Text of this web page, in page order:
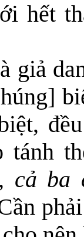
hết
giả
tánh
cả ba